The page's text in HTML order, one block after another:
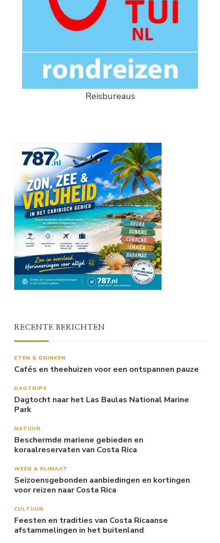
Reisbureaus
RECENTE BERICHTEN
ETEN & DRINKEN
Cafés en theehuizen voor een ontspannen pauze
DAGTRIPS
Dagtocht naar het Las Baulas National Marine
Park
NATUUR
Beschermde mariene gebieden en
koraalreservaten van Costa Rica
WEER & KLIMAAT
Seizoensgebonden aanbiedingen en kortingen
voor reizen naar Costa Rica
CULTUUR
Feesten en tradities van Costa Ricaanse
afstammelingen in het buitenland